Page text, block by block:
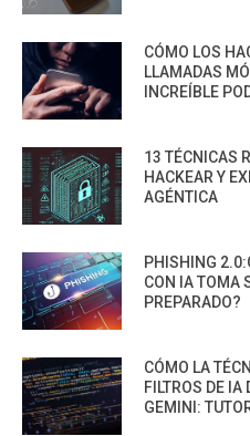
CÓMO LOS
LLAMADAS
INCREÍBLE
13 TÉCNICAS
HACKEAR Y
AGÉNTICA
PHISHING
CON IA TOMA
PREPARADO?
CÓMO LA
FILTROS DE
GEMINI: